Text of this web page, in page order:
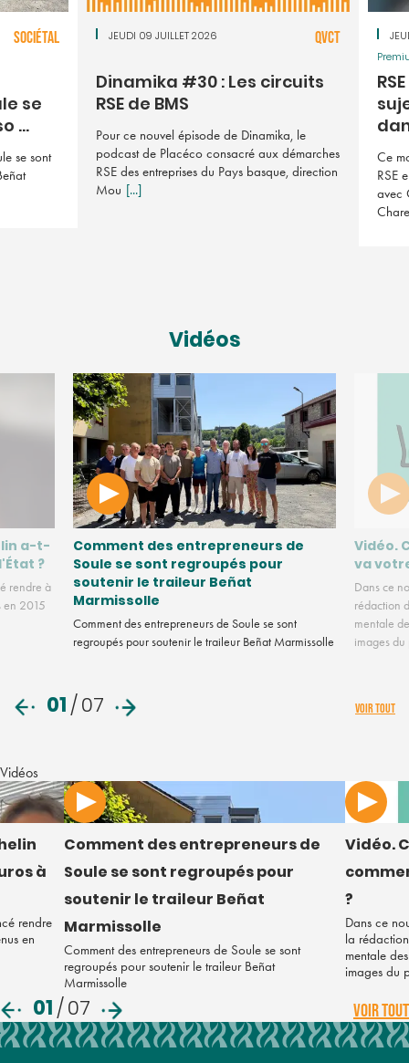
se
...
se sont
SOCIÉTAL JEUDI 09 JUILLET 2026
Dinamika #30 : Les circuits
RSE de BMS
Pour ce nouvel épisode de Dinamika, le
podcast de Placéco consacré aux démarches
RSE des entreprises du Pays basque, direction
Mou [...]
QVCT
Ce
RSE
avec
Vidéos
a-t-
?
rendre à
en 2015
Comment des entrepreneurs de
Soule se sont regroupés pour
soutenir le traileur Beñat
Marmissolle
Comment des entrepreneurs de Soule se sont
regroupés pour soutenir le traileur Beñat Marmissolle
Vidéo.
va
Dans ce
rédaction
mentale
images
01/07 VOIR TOUT
Vidéos
à
rendre
en
Comment des entrepreneurs de
Soule se sont regroupés pour
soutenir le traileur Beñat
Marmissolle
Comment des entrepreneurs de Soule se sont
regroupés pour soutenir le traileur Beñat
Marmissolle
Vidéo.
?
Dans ce
la
mentale
images du
01/07 VOIR TOUT